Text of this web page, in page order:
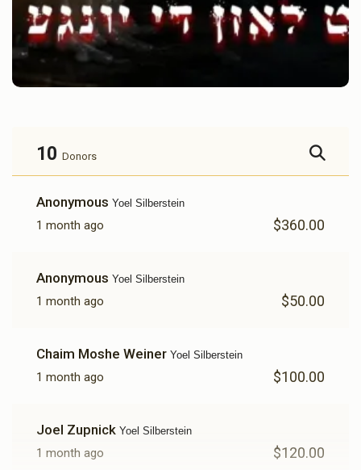
10 Donors
Anonymous Yoel Silberstein
1 month ago $360.00
Anonymous Yoel Silberstein
1 month ago $50.00
Chaim Moshe Weiner Yoel Silberstein
1 month ago $100.00
Joel Zupnick Yoel Silberstein
1 month ago $120.00